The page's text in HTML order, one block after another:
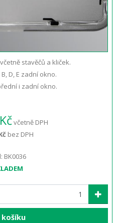
stavěčů a kliček.
D, E zadní okno.
i zadní okno.
včetně DPH
bez DPH
BK0036
košíku